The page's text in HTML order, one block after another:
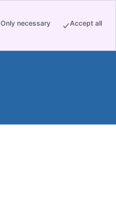
Only necessary Accept all